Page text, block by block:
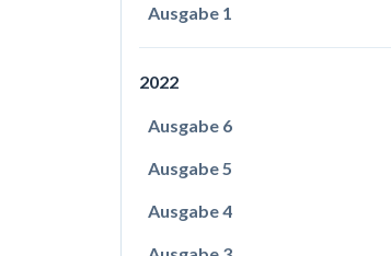
Ausgabe 1
2022
Ausgabe 6
Ausgabe 5
Ausgabe 4